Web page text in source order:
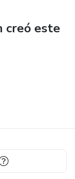
creó este